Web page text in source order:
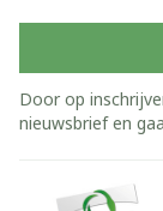
Door op
nieuwsbrief en